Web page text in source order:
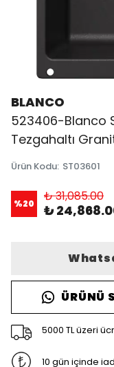
BLANCO
523406-Blanco
Tezgahaltı
Ürün Kodu: ST03601
%20 ₺ 31,085.00
₺
ÜRÜNÜ
5000 TL üzeri
10 gün içinde